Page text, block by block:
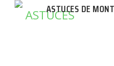
ASTUCES DE